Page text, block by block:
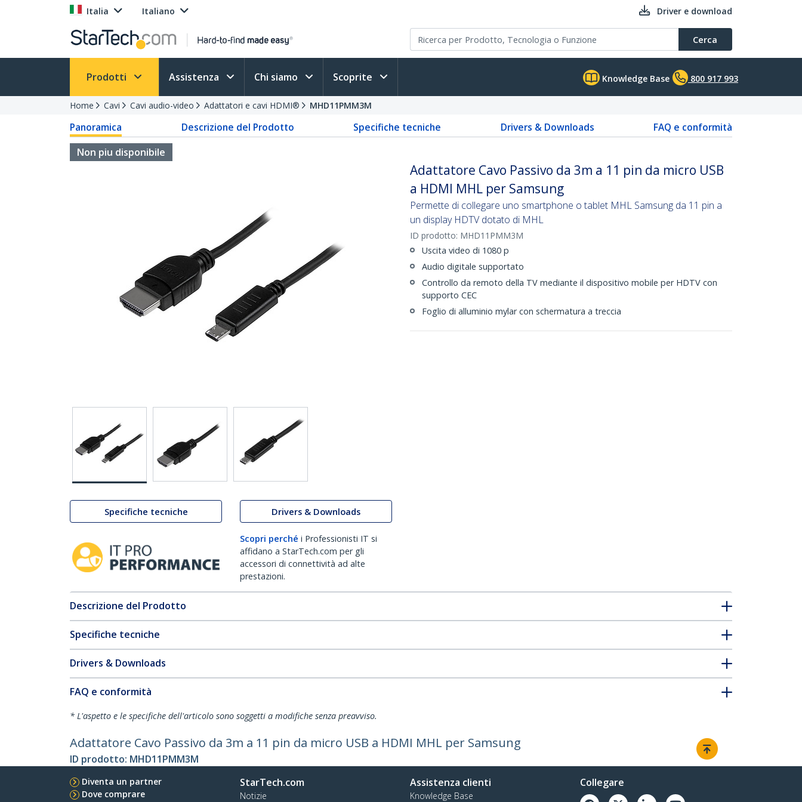
Italia Italiano Driver e download
Cerca
Prodotti Assistenza Chi siamo Scoprite Knowledge Base 800 917 993
Home Cavi Cavi audio-video Adattatori e cavi HDMI® MHD11PMM3M
Panoramica Descrizione del Prodotto Specifiche tecniche Drivers & Downloads
FAQ e conformità
Non piu disponibile
Specifiche tecniche Drivers & Downloads
Scopri perché i Professionisti IT si
affidano a StarTech.com per gli
accessori di connettività ad alte
prestazioni.
Adattatore Cavo Passivo da 3m a 11 pin da micro USB
a HDMI MHL per Samsung
Permette di collegare uno smartphone o tablet MHL Samsung da 11 pin a
un display HDTV dotato di MHL
ID prodotto: MHD11PMM3M
Uscita video di 1080 p
Audio digitale supportato
Controllo da remoto della TV mediante il dispositivo mobile per HDTV con
supporto CEC
Foglio di alluminio mylar con schermatura a treccia
Descrizione del Prodotto
Specifiche tecniche
Drivers & Downloads
FAQ e conformità
* L'aspetto e le specifiche dell'articolo sono soggetti a modifiche senza preavviso.
Adattatore Cavo Passivo da 3m a 11 pin da micro USB a HDMI MHL per Samsung
ID prodotto: MHD11PMM3M
Diventa un partner
Dove comprare
StarTech.com
Notizie
Assistenza clienti
Knowledge Base
Collegare